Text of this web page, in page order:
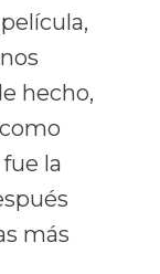
hecho,
la
más